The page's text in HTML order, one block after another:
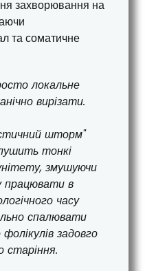
захворювання на
та соматичне
локальне
вирізати.
шторм"
тонкі
змушуючи
працювати в
часу
спалювати
задовго
старіння.